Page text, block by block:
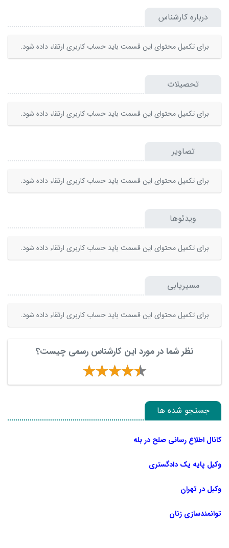
درباره کارشناس
برای تکمیل محتوای این قسمت باید حساب کاربری ارتقاء داده شود.
تحصیلات
برای تکمیل محتوای این قسمت باید حساب کاربری ارتقاء داده شود.
تصاویر
برای تکمیل محتوای این قسمت باید حساب کاربری ارتقاء داده شود.
ویدئوها
برای تکمیل محتوای این قسمت باید حساب کاربری ارتقاء داده شود.
مسیریابی
برای تکمیل محتوای این قسمت باید حساب کاربری ارتقاء داده شود.
نظر شما در مورد این کارشناس رسمی چیست؟
جستجو شده ها
کانال اطلاع رسانی صلح در بله
وکیل پایه یک دادگستری
وکیل در تهران
توانمندسازی زنان